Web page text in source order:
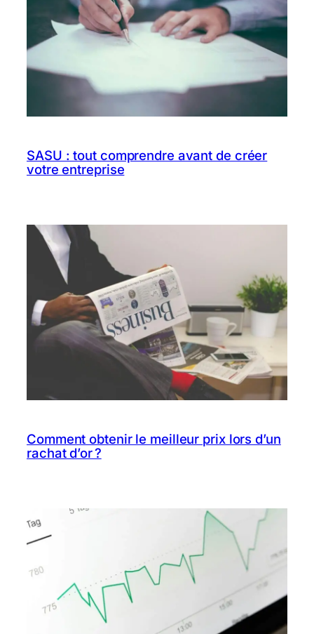
SASU : tout comprendre avant de créer
votre entreprise
Comment obtenir le meilleur prix lors d’un
rachat d’or ?